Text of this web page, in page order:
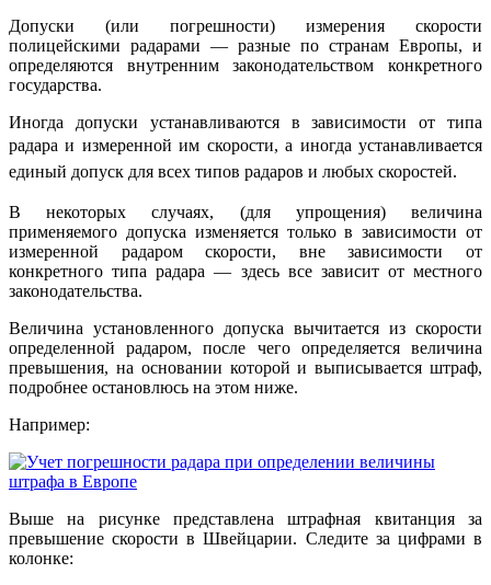
Допуски (или погрешности) измерения скорости
полицейскими радарами — разные по странам Европы, и
определяются внутренним законодательством конкретного
государства.
Иногда допуски устанавливаются в зависимости от типа
радара и измеренной им скорости, а иногда устанавливается
единый допуск для всех типов радаров и любых скоростей.
В некоторых случаях, (для упрощения) величина
применяемого допуска изменяется только в зависимости от
измеренной радаром скорости, вне зависимости от
конкретного типа радара — здесь все зависит от местного
законодательства.
Величина установленного допуска вычитается из скорости
определенной радаром, после чего определяется величина
превышения, на основании которой и выписывается штраф,
подробнее остановлюсь на этом ниже.
Например:
Выше на рисунке представлена штрафная квитанция за
превышение скорости в Швейцарии. Следите за цифрами в
колонке: